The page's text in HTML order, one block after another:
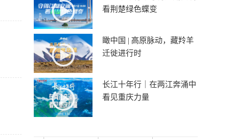
看荆楚绿色蝶变
瞰中国 | 高原脉动，藏羚羊
迁徙进行时
长江十年行｜在两江奔涌中
看见重庆力量